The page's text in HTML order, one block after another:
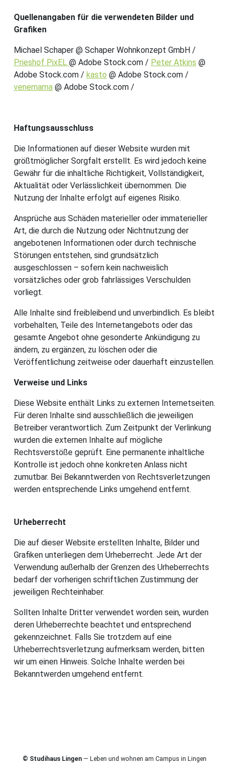
Quellenangaben für die verwendeten Bilder und
Grafiken
Michael Schaper @ Schaper Wohnkonzept GmbH /
Prieshof PixEL @ Adobe Stock.com / Peter Atkins @
Adobe Stock.com / kasto @ Adobe Stock.com /
venemama@ Adobe Stock.com /
Haftungsausschluss
Die Informationen auf dieser Website wurden mit
größtmöglicher Sorgfalt erstellt. Es wird jedoch keine
Gewähr für die inhaltliche Richtigkeit, Vollständigkeit,
Aktualität oder Verlässlichkeit übernommen. Die
Nutzung der Inhalte erfolgt auf eigenes Risiko.
Ansprüche aus Schäden materieller oder immaterieller
Art, die durch die Nutzung oder Nichtnutzung der
angebotenen Informationen oder durch technische
Störungen entstehen, sind grundsätzlich
ausgeschlossen – sofern kein nachweislich
vorsätzliches oder grob fahrlässiges Verschulden
vorliegt.
Alle Inhalte sind freibleibend und unverbindlich. Es bleibt
vorbehalten, Teile des Internetangebots oder das
gesamte Angebot ohne gesonderte Ankündigung zu
ändern, zu ergänzen, zu löschen oder die
Veröffentlichung zeitweise oder dauerhaft einzustellen.
Verweise und Links
Diese Website enthält Links zu externen Internetseiten.
Für deren Inhalte sind ausschließlich die jeweiligen
Betreiber verantwortlich. Zum Zeitpunkt der Verlinkung
wurden die externen Inhalte auf mögliche
Rechtsverstöße geprüft. Eine permanente inhaltliche
Kontrolle ist jedoch ohne konkreten Anlass nicht
zumutbar. Bei Bekanntwerden von Rechtsverletzungen
werden entsprechende Links umgehend entfernt.
Urheberrecht
Die auf dieser Website erstellten Inhalte, Bilder und
Grafiken unterliegen dem Urheberrecht. Jede Art der
Verwendung außerhalb der Grenzen des Urheberrechts
bedarf der vorherigen schriftlichen Zustimmung der
jeweiligen Rechteinhaber.
Sollten Inhalte Dritter verwendet worden sein, wurden
deren Urheberrechte beachtet und entsprechend
gekennzeichnet. Falls Sie trotzdem auf eine
Urheberrechtsverletzung aufmerksam werden, bitten
wir um einen Hinweis. Solche Inhalte werden bei
Bekanntwerden umgehend entfernt.
© Studihaus Lingen — Leben und wohnen am Campus in Lingen